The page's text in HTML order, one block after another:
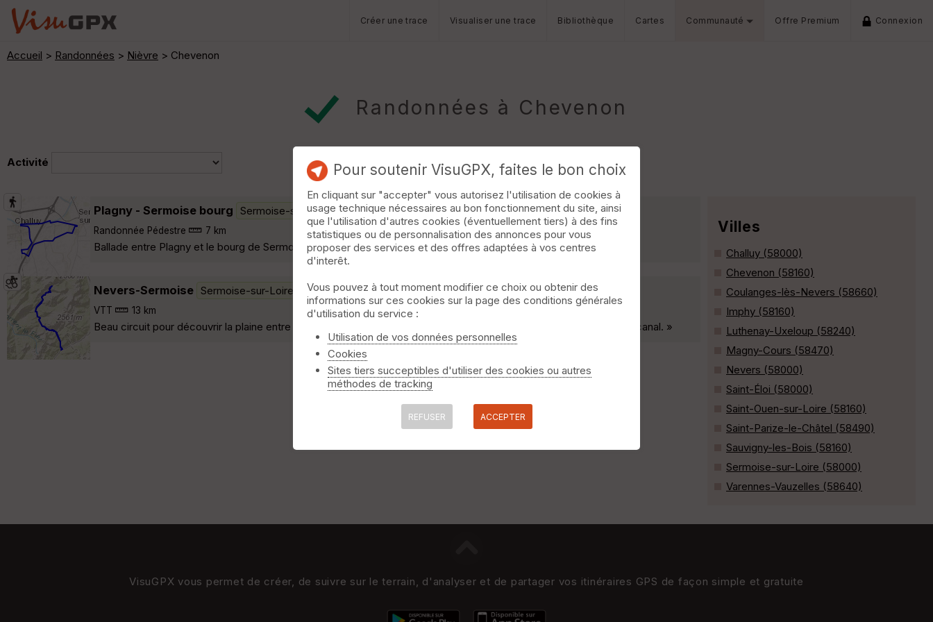
Créer une trace Visualiser une trace Bibliothèque Cartes Communauté Offre Premium Connexion
Accueil > Randonnées > Nièvre > Chevenon
Randonnées à Chevenon
Activité
Plagny - Sermoise bourg Sermoise-sur-Loire
Randonnée Pédestre 7 km
Ballade entre Plagny et le bourg de Sermoise. Prendre garde en bordure de la route à l'entrée du bourg. »
Nevers-Sermoise Sermoise-sur-Loire
VTT 13 km
Beau circuit pour découvrir la plaine entre Sermoise et Nevers, via le chemin du pont des américains et le bord du canal. »
Villes
Challuy (58000)
Chevenon (58160)
Coulanges-lès-Nevers (58660)
Imphy (58160)
Luthenay-Uxeloup (58240)
Magny-Cours (58470)
Nevers (58000)
Saint-Éloi (58000)
Saint-Ouen-sur-Loire (58160)
Saint-Parize-le-Châtel (58490)
Sauvigny-les-Bois (58160)
Sermoise-sur-Loire (58000)
Varennes-Vauzelles (58640)
VisuGPX vous permet de créer, de suivre sur le terrain, d'analyser et de partager vos itinéraires GPS de façon simple et gratuite
Pour soutenir VisuGPX, faites le bon choix
En cliquant sur "accepter" vous autorisez l'utilisation de cookies à
usage technique nécessaires au bon fonctionnement du site, ainsi
que l'utilisation d'autres cookies (éventuellement tiers) à des fins
statistiques ou de personnalisation des annonces pour vous
proposer des services et des offres adaptées à vos centres
d'interêt.
Vous pouvez à tout moment modifier ce choix ou obtenir des
informations sur ces cookies sur la page des conditions générales
d'utilisation du service :
Utilisation de vos données personnelles
Cookies
Sites tiers succeptibles d'utiliser des cookies ou autres
méthodes de tracking
REFUSER ACCEPTER